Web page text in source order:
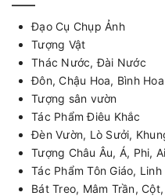
Đạo Cụ Chụp Ảnh
Tượng Vật
Thác Nước, Đài Nước
Đôn, Chậu Hoa, Bình Hoa
Tượng sân vườn
Tác Phẩm Điêu Khắc
Đèn Vườn, Lò Sưởi,
Tượng Châu Âu, Á, Phi,
Tác Phẩm Tôn Giáo, Linh
Bát Treo, Mâm Trần,